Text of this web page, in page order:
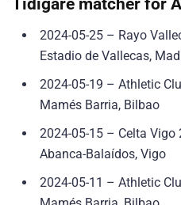
2024-05-25 – Rayo
Estadio de Vallecas,
2024-05-19 – Athletic
Mamés Barria, Bilbao
2024-05-15 – Celta
Abanca-Balaídos, Vigo
2024-05-11 – Athletic